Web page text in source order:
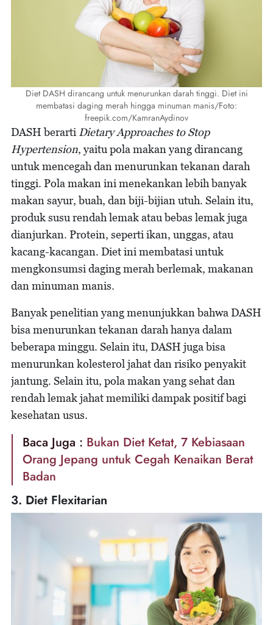
Diet DASH dirancang untuk menurunkan darah tinggi. Diet ini
membatasi daging merah hingga minuman manis/Foto:
freepik.com/KamranAydinov
DASH berarti Dietary Approaches to Stop
Hypertension, yaitu pola makan yang dirancang
untuk mencegah dan menurunkan tekanan darah
tinggi. Pola makan ini menekankan lebih banyak
makan sayur, buah, dan biji-bijian utuh. Selain itu,
produk susu rendah lemak atau bebas lemak juga
dianjurkan. Protein, seperti ikan, unggas, atau
kacang-kacangan. Diet ini membatasi untuk
mengkonsumsi daging merah berlemak, makanan
dan minuman manis.
Banyak penelitian yang menunjukkan bahwa DASH
bisa menurunkan tekanan darah hanya dalam
beberapa minggu. Selain itu, DASH juga bisa
menurunkan kolesterol jahat dan risiko penyakit
jantung. Selain itu, pola makan yang sehat dan
rendah lemak jahat memiliki dampak positif bagi
kesehatan usus.
Baca Juga : Bukan Diet Ketat, 7 Kebiasaan
Orang Jepang untuk Cegah Kenaikan Berat
Badan
3. Diet Flexitarian